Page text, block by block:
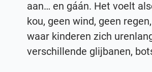
aan… en gáán. Het voelt
kou, geen wind, geen
waar kinderen zich
verschillende glijbanen,